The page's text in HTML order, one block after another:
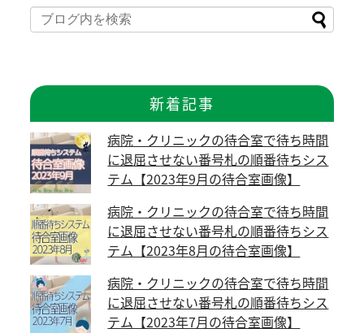
新着記事
病院・クリニックの待合室で待ち時間
に退屈させない番号札の順番待ちシス
テム【2023年9月の待合室画像】
病院・クリニックの待合室で待ち時間
に退屈させない番号札の順番待ちシス
テム【2023年8月の待合室画像】
病院・クリニックの待合室で待ち時間
に退屈させない番号札の順番待ちシス
テム【2023年7月の待合室画像】